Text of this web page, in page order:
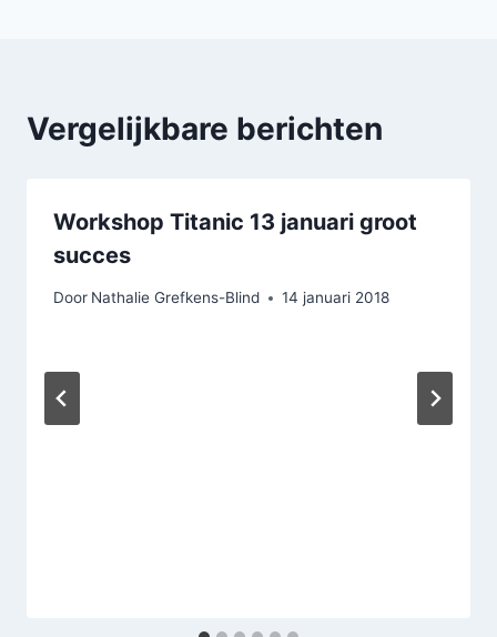
Vergelijkbare berichten
Workshop Titanic 13 januari groot
succes
Door Nathalie Grefkens-Blind 14 januari 2018